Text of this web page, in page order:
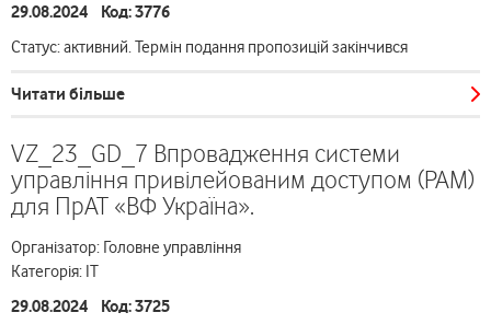
29.08.2024 Код: 3776
Статус: активний. Термін подання пропозицій закінчився
Читати більше
VZ_23_GD_7 Впровадження системи
управління привілейованим доступом (PAM)
для ПрАТ «ВФ Україна».
Організатор: Головне управління
Категорія: ІТ
29.08.2024 Код: 3725